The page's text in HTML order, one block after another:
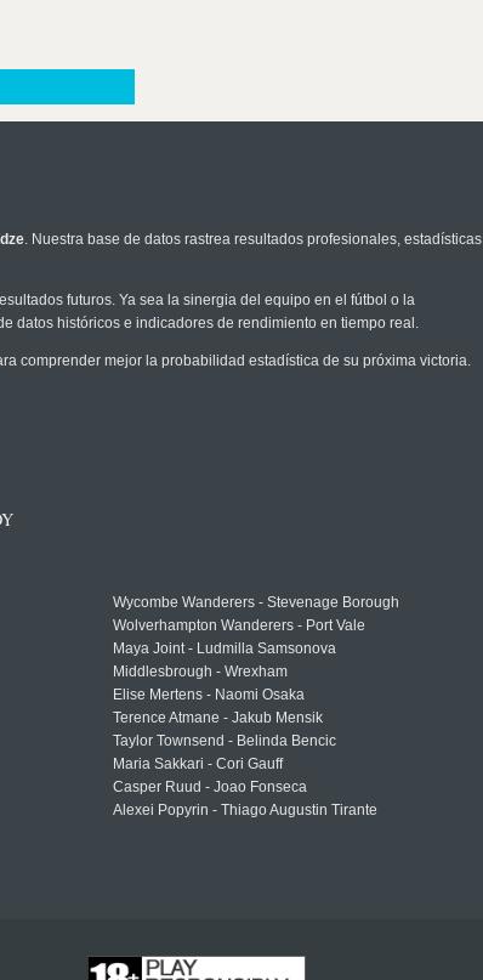
. Nuestra base de datos rastrea resultados profesionales, estadísticas
futuros. Ya sea la sinergia del equipo en el fútbol o la
datos históricos e indicadores de rendimiento en tiempo real.
comprender mejor la probabilidad estadística de su próxima victoria.
Wycombe Wanderers - Stevenage Borough
Wolverhampton Wanderers - Port Vale
Maya Joint - Ludmilla Samsonova
Middlesbrough - Wrexham
Elise Mertens - Naomi Osaka
Terence Atmane - Jakub Mensik
Taylor Townsend - Belinda Bencic
Maria Sakkari - Cori Gauff
Casper Ruud - Joao Fonseca
Alexei Popyrin - Thiago Augustin Tirante